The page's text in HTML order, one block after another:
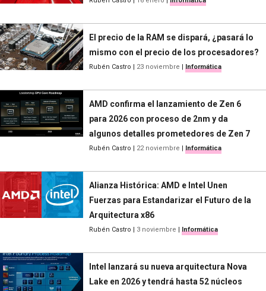
El precio de la RAM se dispará, ¿pasará lo
mismo con el precio de los procesadores?
Rubén Castro | 23 noviembre | Informática
AMD confirma el lanzamiento de Zen 6
para 2026 con proceso de 2nm y da
algunos detalles prometedores de Zen 7
Rubén Castro | 22 noviembre | Informática
Alianza Histórica: AMD e Intel Unen
Fuerzas para Estandarizar el Futuro de la
Arquitectura x86
Rubén Castro | 3 noviembre | Informática
Intel lanzará su nueva arquitectura Nova
Lake en 2026 y tendrá hasta 52 núcleos